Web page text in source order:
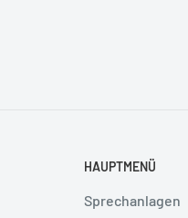
HAUPTMENÜ
Sprechanlagen